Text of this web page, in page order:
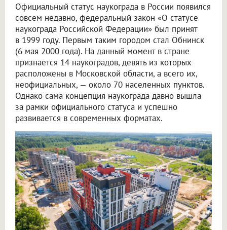
Официальный статус наукограда в России появился
совсем недавно, федеральный закон «О статусе
наукограда Российской Федерации» был принят
в 1999 году. Первым таким городом стал Обнинск
(6 мая 2000 года). На данный момент в стране
признается 14 наукоградов, девять из которых
расположены в Московской области, а всего их,
неофициальных, — около 70 населенных пунктов.
Однако сама концепция наукограда давно вышла
за рамки официального статуса и успешно
развивается в современных форматах.